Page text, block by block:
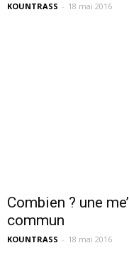
KOUNTRASS - 18 mai 2016
Combien ? une
commun
KOUNTRASS - 18 mai 2016